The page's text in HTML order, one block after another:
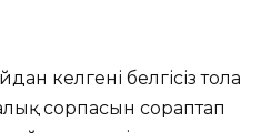
келгені белгісіз тола
сорпасын сораптап